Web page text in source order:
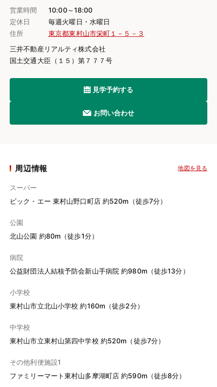
営業時間
10:00～18:00
定休日
毎週火曜日・水曜日
住所
東京都東村山市栄町１－５－３
三井不動産リアルティ株式会社
国土交通大臣（１５）第７７７号
見学予約する
お問い合わせ
周辺情報 地図を見る
スーパー
ビック・エー 東村山野口町店 約520m（徒歩7分）
公園
北山公園 約80m（徒歩1分）
病院
公益財団法人結核予防会新山手病院 約980m（徒歩13分）
小学校
東村山市立北山小学校 約160m（徒歩2分）
中学校
東村山市立東村山第四中学校 約520m（徒歩7分）
その他利便施設1
ファミリーマート東村山多摩湖町店 約590m（徒歩8分）